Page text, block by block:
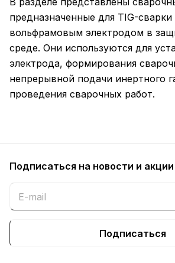
предназначенные для TIG-
вольфрамовым электродом в
среде. Они используются для
электрода, формирования
непрерывной подачи инертного
проведения сварочных работ.
Подписаться на новости и акции
Подписаться